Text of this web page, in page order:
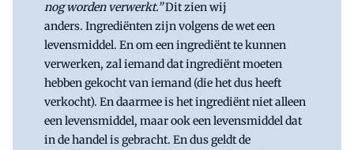
nog worden verwerkt.”Dit zien wij
anders. Ingrediënten zijn volgens de wet een
levensmiddel. En om een ingrediënt te kunnen
verwerken, zal iemand dat ingrediënt moeten
hebben gekocht van iemand (die het dus heeft
verkocht). En daarmee is het ingrediënt niet alleen
een levensmiddel, maar ook een levensmiddel dat
in de handel is gebracht. En dus geldt de